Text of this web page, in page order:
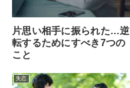
片思い相手に振られた…逆
転するためにすべき7つの
こと
失恋